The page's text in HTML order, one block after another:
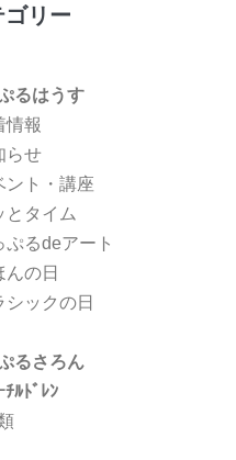
ゴリー
るはうす
情報
らせ
ント・講座
とタイム
ぷるdeアート
んの日
シックの日
るさろん
ﾁﾙﾄﾞﾚﾝ